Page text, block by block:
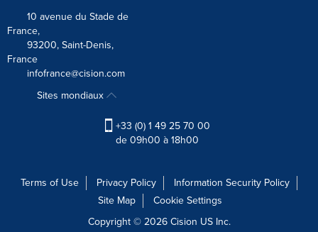
10 avenue du Stade de
France,
93200, Saint-Denis,
France
infofrance@cision.com
Sites mondiaux
+33 (0) 1 49 25 70 00
de 09h00 à 18h00
Terms of Use Privacy Policy
Information Security Policy
Site Map
Cookie Settings
Copyright © 2026Cision US Inc.